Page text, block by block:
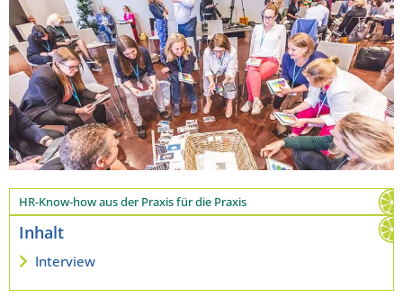
HR-Know-how aus der Praxis für die Praxis
Inhalt
Interview